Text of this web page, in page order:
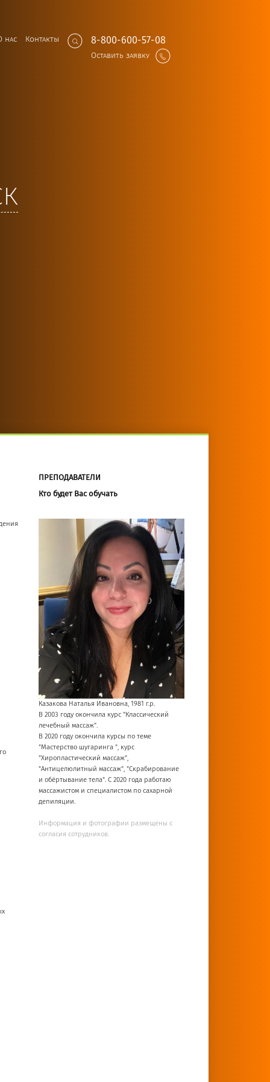
нас Контакты 8-800-600-57-08
Оставить заявку
ПРЕПОДАВАТЕЛИ
Кто будет Вас обучать
Казакова Наталья Ивановна, 1981 г.р.
В 2003 году окончила курс "Классический
лечебный массаж".
В 2020 году окончила курсы по теме
"Мастерство шугаринга ", курс
"Хиропластический массаж",
"Антицелюлитный массаж", "Скрабирование
и обёртывание тела". С 2020 года работаю
массажистом и специалистом по сахарной
депиляции.
Информация и фотографии размещены с
согласия сотрудников.